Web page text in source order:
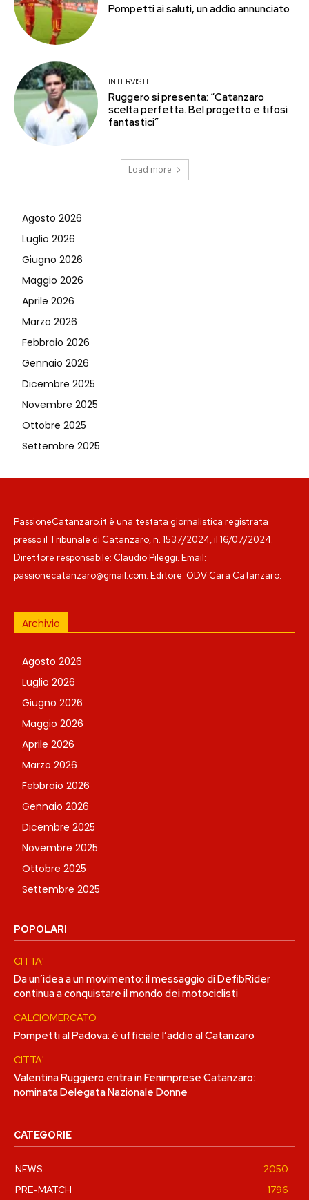
Pompetti ai saluti, un addio annunciato
INTERVISTE
Ruggero si presenta: “Catanzaro
scelta perfetta. Bel progetto e tifosi
fantastici”
Load more
Agosto 2026
Luglio 2026
Giugno 2026
Maggio 2026
Aprile 2026
Marzo 2026
Febbraio 2026
Gennaio 2026
Dicembre 2025
Novembre 2025
Ottobre 2025
Settembre 2025
PassioneCatanzaro.it è una testata giornalistica registrata
presso il Tribunale di Catanzaro, n. 1537/2024, il 16/07/2024.
Direttore responsabile: Claudio Pileggi. Email:
passionecatanzaro@gmail.com. Editore: ODV Cara Catanzaro.
Archivio
Agosto 2026
Luglio 2026
Giugno 2026
Maggio 2026
Aprile 2026
Marzo 2026
Febbraio 2026
Gennaio 2026
Dicembre 2025
Novembre 2025
Ottobre 2025
Settembre 2025
POPOLARI
CITTA'
Da un’idea a un movimento: il messaggio di DefibRider
continua a conquistare il mondo dei motociclisti
CALCIOMERCATO
Pompetti al Padova: è ufficiale l’addio al Catanzaro
CITTA'
Valentina Ruggiero entra in Fenimprese Catanzaro:
nominata Delegata Nazionale Donne
CATEGORIE
NEWS
2050
PRE-MATCH
1796